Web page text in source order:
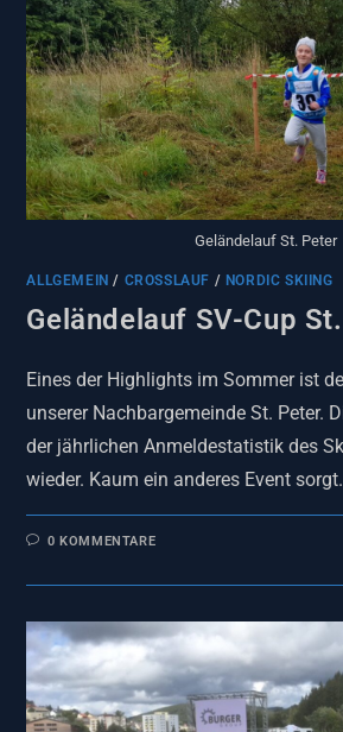
Geländelauf St. Peter
ALLGEMEIN / CROSSLAUF / NORDIC SKIING
Geländelauf SV-Cup
Eines der Highlights im Sommer ist
unserer Nachbargemeinde St. Peter.
der jährlichen Anmeldestatistik des
wieder. Kaum ein anderes Event
0 KOMMENTARE